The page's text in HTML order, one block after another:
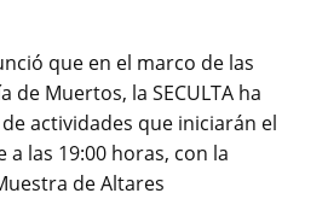
que en el marco de las
de Muertos, la SECULTA ha
actividades que iniciarán el
las 19:00 horas, con la
de Altares